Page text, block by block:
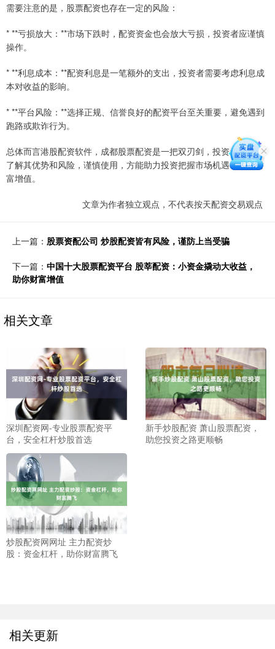
需要注意的是，股票配资也存在一定的风险：
* **亏损放大：**市场下跌时，配资资金也会放大亏损，投资者应谨慎
操作。
* **利息成本：**配资利息是一笔额外的支出，投资者需要考虑利息成
本对收益的影响。
* **平台风险：**选择正规、信誉良好的配资平台至关重要，避免遇到
跑路或欺诈行为。
总体而言港股配资软件，成都股票配资是一把双刃剑，投资者应充分
了解其优势和风险，谨慎使用，方能助力投资把握市场机遇，实现财
富增值。
文章为作者独立观点，不代表按天配资交易观点
上一篇： 股票资配公司 炒股配资皆有风险，谨防上当受骗
下一篇： 中国十大股票配资平台 股莘配资：小资金撬动大收益，
助你财富增值
相关文章
深圳配资网-专业股票配资平
台，安全杠杆炒股首选
新手炒股配资 萧山股票配资，
助您投资之路更顺畅
炒股配资网网址 主力配资炒
股：资金杠杆，助你财富腾飞
相关更新